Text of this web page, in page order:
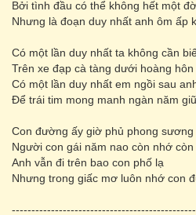
Bởi tình đầu có thể không hết một
Nhưng là đoạn duy nhất anh ôm ấp
Có một lần duy nhất ta không cần
Trên xe đạp cà tàng dưới hoàng
Có một lần duy nhất em ngồi sau
Để trái tim mong manh ngàn năm
Con đường ấy giờ phủ phong sương
Người con gái năm nao còn nhớ
Anh vẫn đi trên bao con phố lạ
Nhưng trong giấc mơ luôn nhớ con